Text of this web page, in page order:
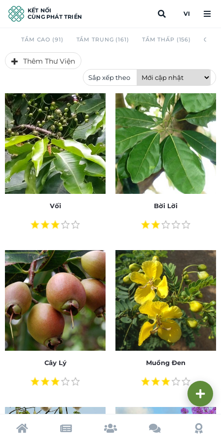
KẾT NỐI
CÙNG PHÁT TRIỂN
VI
TẦM CAO (91) TẦM TRUNG (161) TẦM THẤP (156) CAU
Thêm Thư Viện
Sắp xếp theo
Vối Bời Lời
Cây Lý Muồng Đen
Trang chủ Tạp chí Cộng đồng Cố vấn Dấu